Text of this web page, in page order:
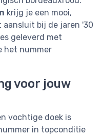
krijg je een mooi,
bij de jaren '30
geleverd met
het nummer
voor jouw
vochtige doek is
in topconditie